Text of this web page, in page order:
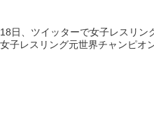
日、ツイッターで女子レスリン
子レスリング元世界チャンピオ